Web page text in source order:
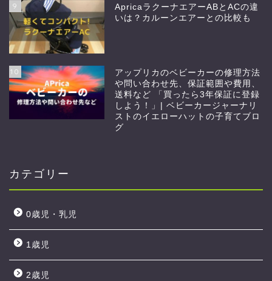
9
ApricaラクーナエアーABとACの違
いは？カルーンエアーとの比較も
10
アップリカのベビーカーの修理方法
や問い合わせ先、保証範囲や費用、
送料など 「買ったら3年保証に登録
しよう！」| ベビーカージャーナリ
ストのイエローハットの子育てブロ
グ
カテゴリー
0歳児・乳児
1歳児
2歳児